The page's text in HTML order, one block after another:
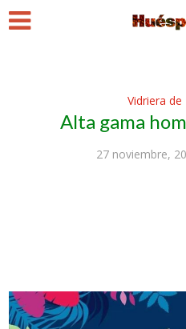
Vidriera
Alta gama
27 noviembre,